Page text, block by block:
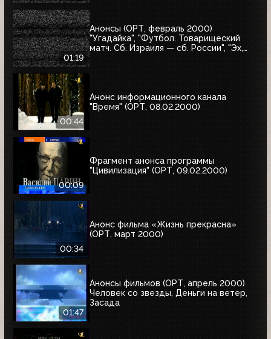
01:19
Анонсы (ОРТ, февраль 2000)
"Угадайка", "Футбол. Товарищеский
матч. Сб. Израиля — сб. России", "Эх,
00:44
Анонс информационного канала
"Время" (ОРТ, 08.02.2000)
00:09
Фрагмент анонса программы
"Цивилизация" (ОРТ, 09.02.2000)
00:34
Анонс фильма «Жизнь прекрасна»
(ОРТ, март 2000)
01:47
Анонсы фильмов (ОРТ, апрель 2000)
Человек со звезды, Деньги на ветер,
Засада